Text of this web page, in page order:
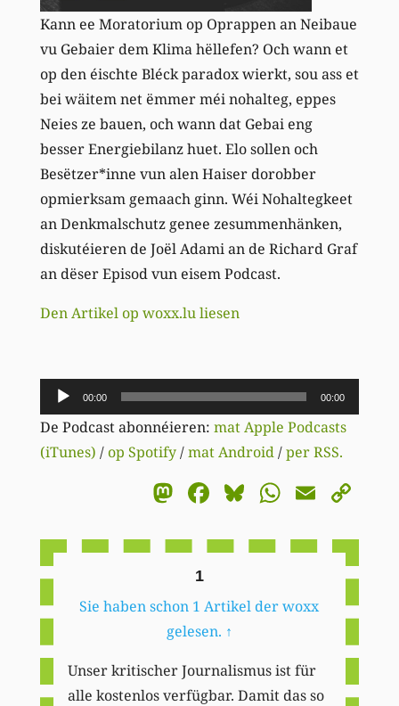
Kann ee Moratorium op Oprappen an Neibaue
vu Gebaier dem Klima hëllefen? Och wann et
op den éischte Bléck paradox wierkt, sou ass et
bei wäitem net ëmmer méi nohalteg, eppes
Neies ze bauen, och wann dat Gebai eng
besser Energiebilanz huet. Elo sollen och
Besëtzer*inne vun alen Haiser dorobber
opmierksam gemaach ginn. Wéi Nohaltegkeet
an Denkmalschutz genee zesummenhänken,
diskutéieren de Joël Adami an de Richard Graf
an dëser Episod vun eisem Podcast.
Den Artikel op woxx.lu liesen
Audio-
Player
00:00 00:00
De Podcast abonnéieren: mat Apple Podcasts
(iTunes) /op Spotify/mat Android/per RSS.
Mastodon
Facebook
BlueskyEmail
1
Sie haben schon 1 Artikel der woxx
gelesen. ↑
Unser kritischer Journalismus ist für
alle kostenlos verfügbar. Damit das so